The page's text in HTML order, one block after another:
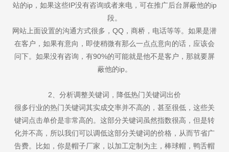
站的ip，如果这些IP没有咨询或者来电，可在推广后台屏蔽他的ip
段。
网站上面设置的沟通方式很多，QQ，商桥，电话等等。如果是潜
在客户，如果有意向，即使稍微有那么一点点意向的话，应该会
问下。如果没有咨询，有90%的可能就是他不是客户，那就要屏
蔽他的ip。
2、分析调整关键词，降低热门关键词出价
很多行业的热门关键词其实成交率并不高的，甚至很低，这些关
键词点击单价是非常高的。这部分关键词虽然指数很高，但是转
化并不高，所以我们可以调低这部分关键词的价格，从而节省广
告费。比如，你是帽子厂家，以加工定制为主，棒球帽，鸭舌帽